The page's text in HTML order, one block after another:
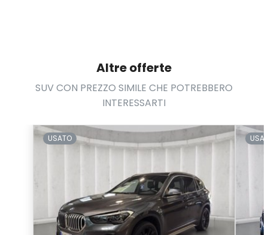
Altre offerte
SUV CON PREZZO SIMILE CHE POTREBBERO
INTERESSARTI
USATO